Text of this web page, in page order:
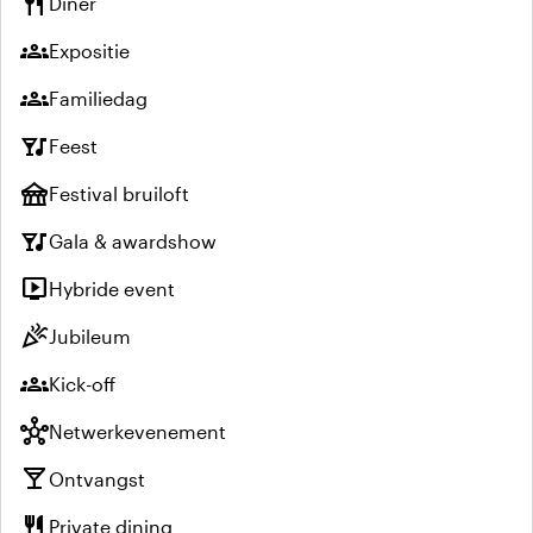
groupsExpositie
groupsFamiliedag
nightlifeFeest
festivalFestival bruiloft
nightlifeGala & awardshow
live_tvHybride event
celebrationJubileum
groupsKick-off
hubNetwerkevenement
local_bar Ontvangst
Private dining